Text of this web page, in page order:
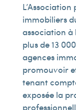
immobiliers
association
plus de 13
agences
promouvoir
tenant
exposée la